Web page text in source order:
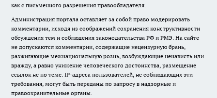
как с письменного разрешения правообладателя.
Администрация портала оставляет за собой право модерировать
комментарии, исходя из соображений сохранения конструктивности
обсуждения тем и соблюдения законодательства РФ и РМЭ. На сайте
не допускаются комментарии, содержащие нецензурную брань,
разжигающие межнациональную рознь, возбуждающие ненависть или
вражду, а равно унижение человеческого достоинства, размещение
ссылок не по теме. IP-адреса пользователей, не соблюдающих эти
требования, могут быть переданы по запросу в надзорные и
правоохранительные органы.